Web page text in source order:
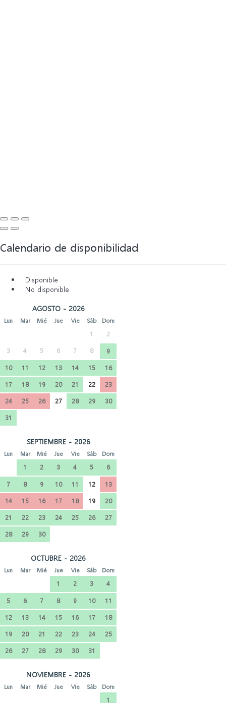
Calendario de disponibilidad
Disponible
No disponible
AGOSTO - 2026
Lun Mar Mié Jue Vie Sáb Dom
1 2
3 4 5 6 7 8
9
10
11 12 13 14 15
16
17
18 19 20 21 22
23
24
25 26 27 28 29
30
31
SEPTIEMBRE - 2026
Lun Mar Mié Jue Vie Sáb Dom
1 2 3 4 5
6
7
8 9 10 11 12
13
14
15 16 17 18 19
20
21
22 23 24 25 26
27
28
29 30
OCTUBRE - 2026
Lun Mar Mié Jue Vie Sáb Dom
1 2 3
4
5
6 7 8 9 10
11
12
13 14 15 16 17
18
19
20 21 22 23 24
25
26
27 28 29 30 31
NOVIEMBRE - 2026
Lun Mar Mié Jue Vie Sáb Dom
1